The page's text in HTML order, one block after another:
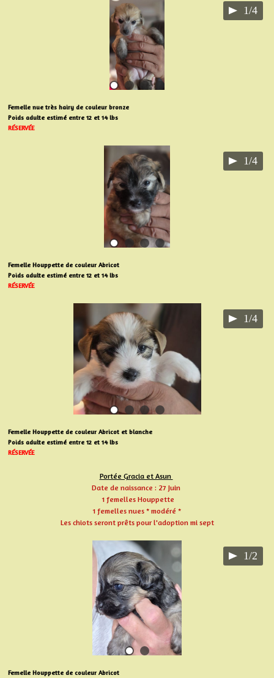
1/4
Femelle nue très hairy de couleur bronze
Poids adulte estimé entre 12 et 14 lbs
RÉSERVÉE
1/4
Femelle Houppette de couleur Abricot
Poids adulte estimé entre 12 et 14 lbs
RÉSERVÉE
1/4
Femelle Houppette de couleur Abricot et blanche
Poids adulte estimé entre 12 et 14 lbs
RÉSERVÉE
Portée Gracia et Asun
Date de naissance : 27 Juin
1 femelles Houppette
1 femelles nues * modéré *
Les chiots seront prêts pour l'adoption mi sept
1/2
Femelle Houppette de couleur Abricot